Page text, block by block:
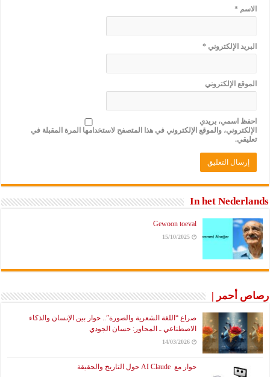
الاسم*
البريد الإلكتروني*
الموقع الإلكتروني
احفظ اسمي، بريدي
الإلكتروني، والموقع الإلكتروني في هذا المتصفح لاستخدامها المرة المقبلة في
تعليقي.
In het Nederlands
Gewoon toeval
15/10/2025
رصاص أحمر |
صراع “اللغة الشعرية والصورة”.. حوار بين الإنسان والذكاء
الاصطناعي ـ المحاور: حسان الجودي
14/03/2026
حوار مع AI Claude حول التاريخ والحقيقة